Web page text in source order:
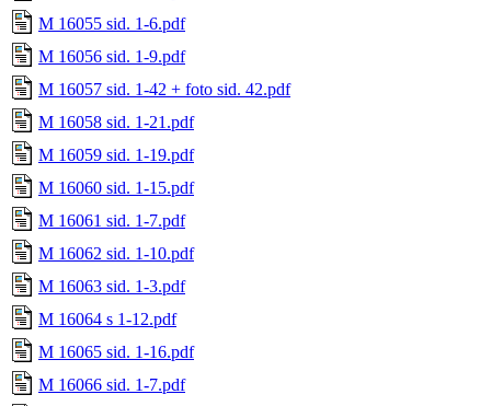
M 16055 sid. 1-6.pdf
M 16056 sid. 1-9.pdf
M 16057 sid. 1-42 + foto sid. 42.pdf
M 16058 sid. 1-21.pdf
M 16059 sid. 1-19.pdf
M 16060 sid. 1-15.pdf
M 16061 sid. 1-7.pdf
M 16062 sid. 1-10.pdf
M 16063 sid. 1-3.pdf
M 16064 s 1-12.pdf
M 16065 sid. 1-16.pdf
M 16066 sid. 1-7.pdf